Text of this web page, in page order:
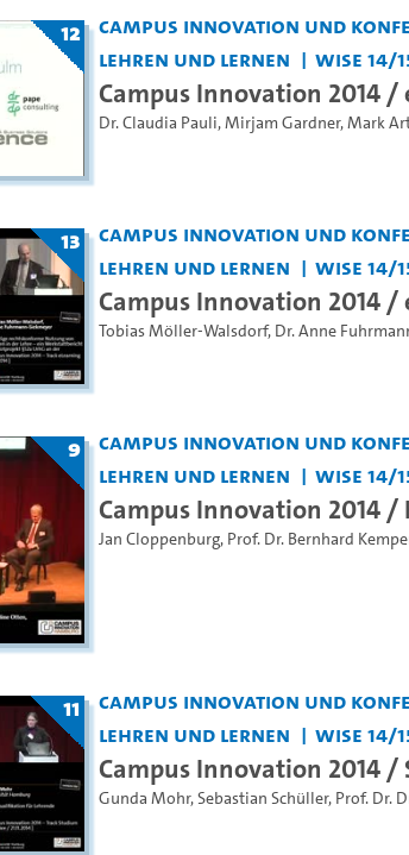
12
Campus Innovation und
Lehren und Lernen
WiSe 14/
Campus Innovation 2014 /
Dr. Claudia Pauli,Mirjam Gardner,Mark
13
Campus Innovation und
Lehren und Lernen
WiSe 14/
Campus Innovation 2014 /
Tobias Möller-Walsdorf, Dr. Anne
9
Campus Innovation und
Lehren und Lernen
WiSe 14/
Campus Innovation 2014 /
Jan Cloppenburg, Prof. Dr. Bernhard
11
Campus Innovation und
Lehren und Lernen
WiSe 14/
Campus Innovation 2014
Gunda Mohr,Sebastian Schüller, Prof. Dr.